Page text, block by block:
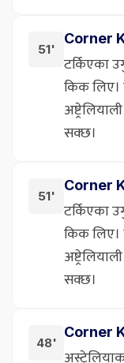
51'
Corner
टर्किएका
किक लिए।
सक्छ।
51'
Corner
टर्किएका
किक लिए।
सक्छ।
48'
Corner